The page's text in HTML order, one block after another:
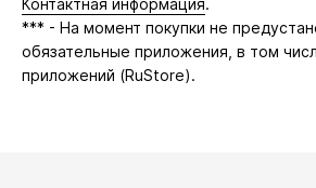
Контактная информация.
*** - На момент покупки не
обязательные приложения, в том
приложений (RuStore).